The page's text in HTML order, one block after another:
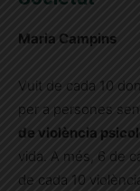
Maria Campins
Vuit de cada 10
per a persones
de violència
vida. A més, 6 de
de cada 10